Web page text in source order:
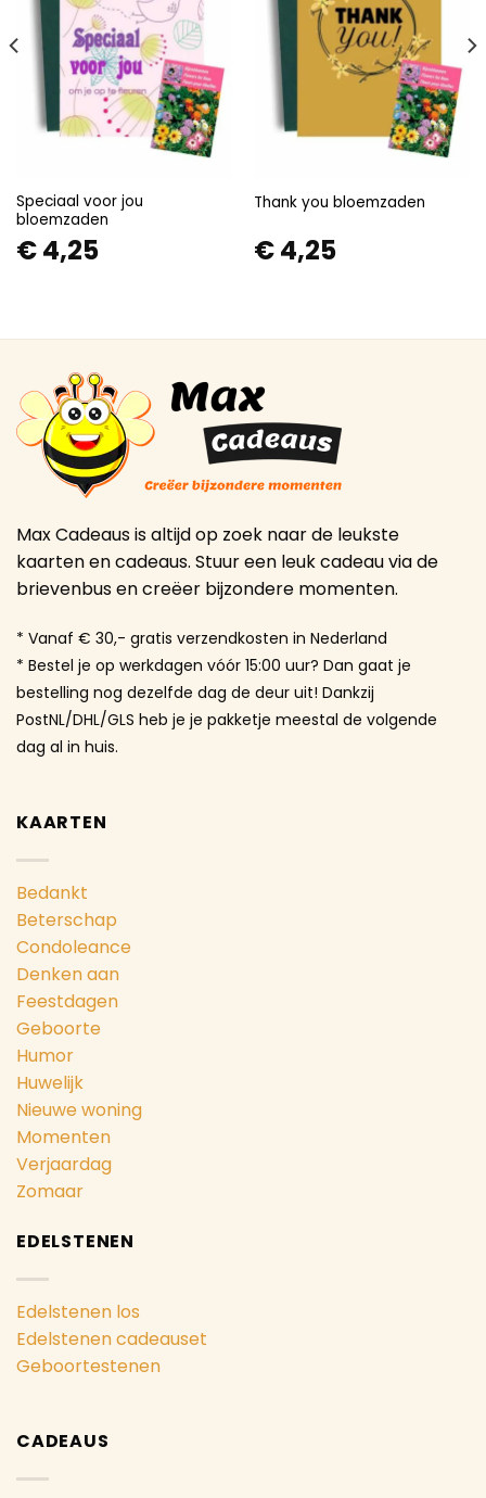
Speciaal voor jou
bloemzaden
€4,25
Thank you bloemzaden
€4,25
Max Cadeaus is altijd op zoek naar de leukste
kaarten en cadeaus. Stuur een leuk cadeau via de
brievenbus en creëer bijzondere momenten.
* Vanaf € 30,- gratis verzendkosten in Nederland
* Bestel je op werkdagen vóór 15:00 uur? Dan gaat je
bestelling nog dezelfde dag de deur uit! Dankzij
PostNL/DHL/GLS heb je je pakketje meestal de volgende
dag al in huis.
KAARTEN
Bedankt
Beterschap
Condoleance
Denken aan
Feestdagen
Geboorte
Humor
Huwelijk
Nieuwe woning
Momenten
Verjaardag
Zomaar
EDELSTENEN
Edelstenen los
Edelstenen cadeauset
Geboortestenen
CADEAUS